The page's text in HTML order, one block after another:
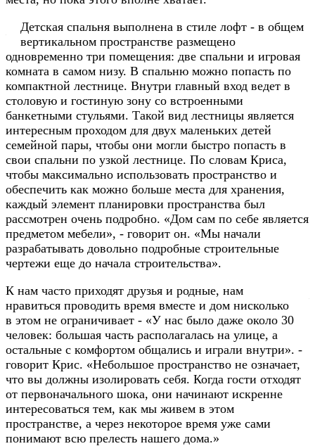
Детская спальня выполнена в стиле лофт - в общем
вертикальном пространстве размещено
одновременно три помещения: две спальни и игровая
комната в самом низу. В спальню можно попасть по
компактной лестнице. Внутри главный вход ведет в
столовую и гостиную зону со встроенными
банкетными стульями. Такой вид лестницы является
интересным проходом для двух маленьких детей
семейной пары, чтобы они могли быстро попасть в
свои спальни по узкой лестнице. По словам Криса,
чтобы максимально использовать пространство и
обеспечить как можно больше места для хранения,
каждый элемент планировки пространства был
рассмотрен очень подробно. «Дом сам по себе является
предметом мебели», - говорит он. «Мы начали
разрабатывать довольно подробные строительные
чертежи еще до начала строительства».
К нам часто приходят друзья и родные, нам
нравиться проводить время вместе и дом нисколько
в этом не ограничивает - «У нас было даже около 30
человек: большая часть располагалась на улице, а
остальные с комфортом общались и играли внутри». -
говорит Крис. «Небольшое пространство не означает,
что вы должны изолировать себя. Когда гости отходят
от первоначального шока, они начинают искренне
интересоваться тем, как мы живем в этом
пространстве, а через некоторое время уже сами
понимают всю прелесть нашего дома.»